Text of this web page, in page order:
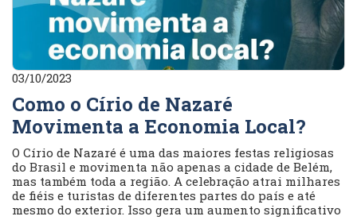
03/10/2023
Como o Círio de Nazaré
Movimenta a Economia Local?
O Círio de Nazaré é uma das maiores festas religiosas
do Brasil e movimenta não apenas a cidade de Belém,
mas também toda a região. A celebração atrai milhares
de fiéis e turistas de diferentes partes do país e até
mesmo do exterior. Isso gera um aumento significativo